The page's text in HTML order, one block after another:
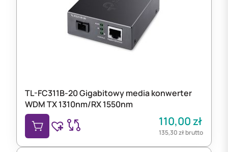
TL-FC311B-20 Gigabitowy media konwerter
WDM TX 1310nm/RX 1550nm
110,00zł
135,30złbrutto